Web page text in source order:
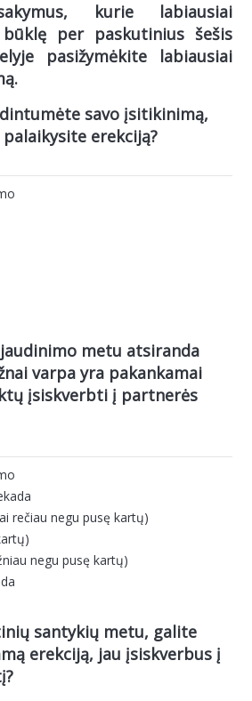
kurie labiausiai
per paskutinius šešis
pasižymėkite labiausiai
savo įsitikinimą,
erekciją?
metu atsiranda
varpa yra pakankamai
įsiskverbti į partnerės
rečiau negu pusę kartų)
negu pusę kartų)
santykių metu, galite
erekciją, jau įsiskverbus į